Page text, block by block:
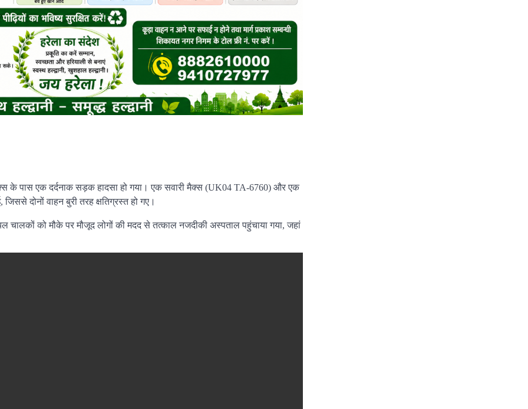
के पास एक दर्दनाक सड़क हादसा हो गया। एक सवारी मैक्स (UK04 TA-6760) और एक
दोनों वाहन बुरी तरह क्षतिग्रस्त हो गए।
को मौके पर मौजूद लोगों की मदद से तत्काल नजदीकी अस्पताल पहुंचाया गया, जहां